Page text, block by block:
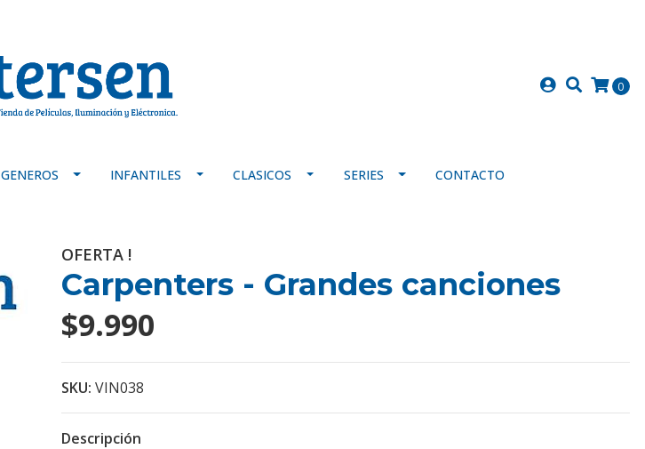
0
GENEROS INFANTILES CLASICOS SERIES CONTACTO
OFERTA !
Carpenters - Grandes canciones
$9.990
SKU: VIN038
Descripción